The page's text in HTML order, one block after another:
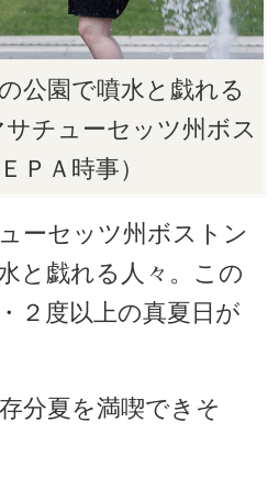
公園で噴水と戯れる
サチューセッツ州ボス
ＰＡ時事）
ーセッツ州ボストン
と戯れる人々。この
２度以上の真夏日が
分夏を満喫できそ